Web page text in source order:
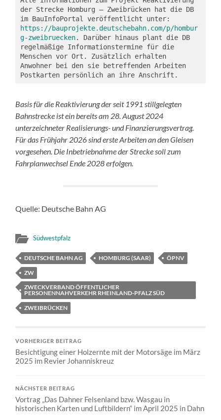
der Strecke Homburg – Zweibrücken hat die DB
https://bauprojekte.deutschebahn.com/p/hombur
g-zweibruecken. Darüber hinaus plant die DB
regelmäßige Informationstermine für die
Menschen vor Ort. Zusätzlich erhalten
Anwohner bei den sie betreffenden Arbeiten
Postkarten persönlich an ihre Anschrift.
Basis für die Reaktivierung der seit 1991 stillgelegten
Bahnstrecke ist ein bereits am 28. August 2024
unterzeichneter Realisierungs- und Finanzierungsvertrag.
Für das Frühjahr 2026 sind erste Arbeiten an den Gleisen
vorgesehen. Die Inbetriebnahme der Strecke soll zum
Fahrplanwechsel Ende 2028 erfolgen.
Quelle: Deutsche Bahn AG
Südwestpfalz
DEUTSCHE BAHN AG HOMBURG (SAAR)
ÖPNV
ZW
ZWECKVERBAND ÖFFENTLICHER
PERSONENNAHVERKEHR RHEINLAND-PFALZ SÜD
ZWEIBRÜCKEN
VORHERIGER BEITRAG
Besichtigung einer Holzernte mit der Motorsäge im März
2025 im Revier Johanniskreuz
NÄCHSTER BEITRAG
Vortrag „Das Dahner Felsenland bzw. Wasgau in
historischen Karten und Luftbildern“ im April 2025 in Dahn